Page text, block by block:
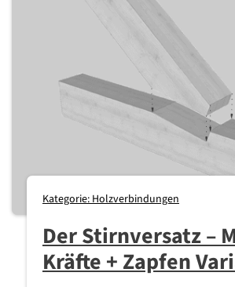
Kategorie: Holzverbindungen
Der Stirnversatz –
Kräfte + Zapfen